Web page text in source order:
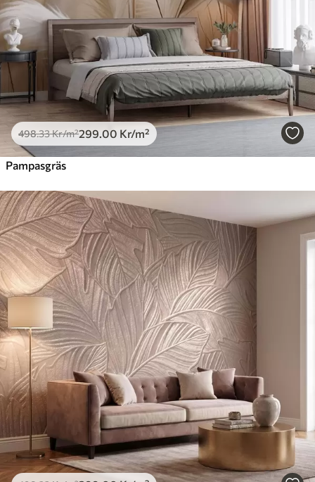
498.33Kr/m²299 .00 Kr/m²
Pampasgräs